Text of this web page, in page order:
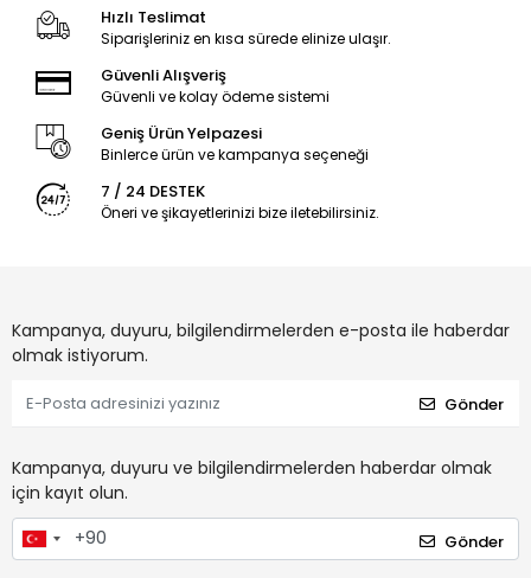
Hızlı Teslimat
Siparişleriniz en kısa sürede elinize ulaşır.
Güvenli Alışveriş
Güvenli ve kolay ödeme sistemi
Geniş Ürün Yelpazesi
Binlerce ürün ve kampanya seçeneği
7 / 24 DESTEK
Öneri ve şikayetlerinizi bize iletebilirsiniz.
Kampanya, duyuru, bilgilendirmelerden e-posta ile haberdar
olmak istiyorum.
Gönder
Kampanya, duyuru ve bilgilendirmelerden haberdar olmak
için kayıt olun.
Gönder